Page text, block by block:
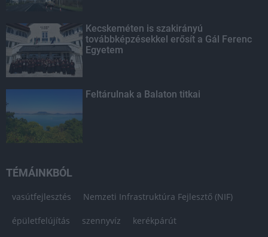
Kecskeméten is szakirányú
továbbképzésekkel erősít a Gál Ferenc
Egyetem
Feltárulnak a Balaton titkai
TÉMÁINKBÓL
vasútfejlesztés Nemzeti Infrastruktúra Fejlesztő (NIF)
épületfelújítás szennyvíz kerékpárút